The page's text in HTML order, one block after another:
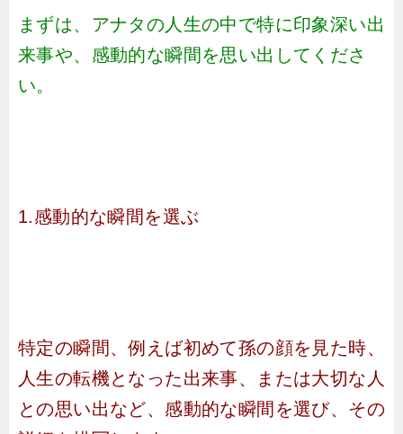
まずは、アナタの人生の中で特に印象深い出
来事や、感動的な瞬間を思い出してくださ
い。
1.感動的な瞬間を選ぶ
特定の瞬間、例えば初めて孫の顔を見た時、
人生の転機となった出来事、または大切な人
との思い出など、感動的な瞬間を選び、その